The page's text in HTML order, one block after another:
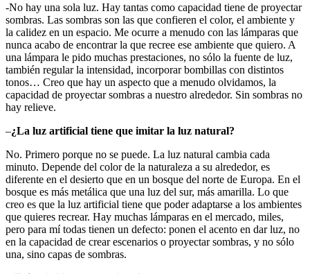
-No hay una sola luz. Hay tantas como capacidad tiene de proyectar
sombras. Las sombras son las que confieren el color, el ambiente y
la calidez en un espacio. Me ocurre a menudo con las lámparas que
nunca acabo de encontrar la que recree ese ambiente que quiero. A
una lámpara le pido muchas prestaciones, no sólo la fuente de luz,
también regular la intensidad, incorporar bombillas con distintos
tonos… Creo que hay un aspecto que a menudo olvidamos, la
capacidad de proyectar sombras a nuestro alrededor. Sin sombras no
hay relieve.
–¿La luz artificial tiene que imitar la luz natural?
No. Primero porque no se puede. La luz natural cambia cada
minuto. Depende del color de la naturaleza a su alrededor, es
diferente en el desierto que en un bosque del norte de Europa. En el
bosque es más metálica que una luz del sur, más amarilla. Lo que
creo es que la luz artificial tiene que poder adaptarse a los ambientes
que quieres recrear. Hay muchas lámparas en el mercado, miles,
pero para mí todas tienen un defecto: ponen el acento en dar luz, no
en la capacidad de crear escenarios o proyectar sombras, y no sólo
una, sino capas de sombras.